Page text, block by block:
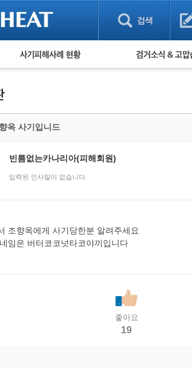
피해사례 현황
보이스피싱 피해사례
유해사이트 목록
비공개 피해사례
워킹홀리데이 피해사례
검거 소식
옥 사기입니드
빈틈없는카나리아(피해회원)
입력된 인사말이 없습니다.
조향옥에게 사기당한분 알려주세요
임은 버터코코넛타코야끼입니다
좋아요
19